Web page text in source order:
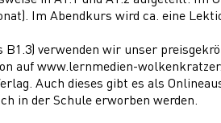
Im Abendkurs wird ca. eine
B1.3) verwenden wir unser
aufwww.lernmedien-
Auch dieses gibt es als
in der Schule erworben werden.